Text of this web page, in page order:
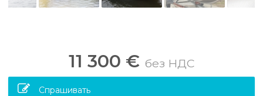
11 300 € без НДС
Спрашивать